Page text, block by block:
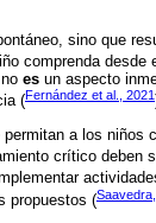
sino que
comprenda desde
es un aspecto
(Fernández et al., 2021
a los niños
crítico deben
propuestos (